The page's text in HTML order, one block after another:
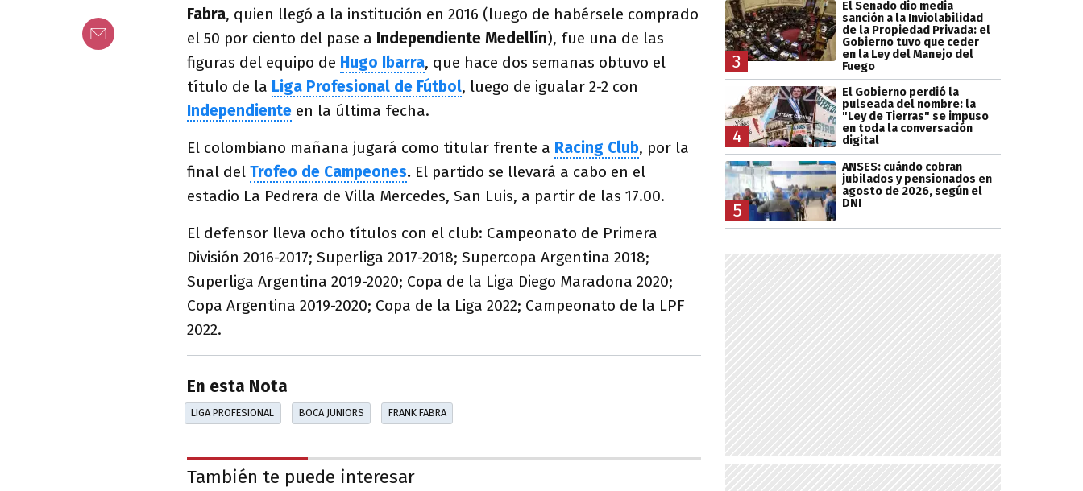
Fabra, quien llegó a la institución en 2016 (luego de habérsele comprado
el 50 por ciento del pase a Independiente Medellín), fue una de las
figuras del equipo de Hugo Ibarra, que hace dos semanas obtuvo el
título de la Liga Profesional de Fútbol, luego de igualar 2-2 con
Independiente en la última fecha.
El colombiano mañana jugará como titular frente a Racing Club, por la
final del Trofeo de Campeones. El partido se llevará a cabo en el
estadio La Pedrera de Villa Mercedes, San Luis, a partir de las 17.00.
El defensor lleva ocho títulos con el club: Campeonato de Primera
División 2016-2017; Superliga 2017-2018; Supercopa Argentina 2018;
Superliga Argentina 2019-2020; Copa de la Liga Diego Maradona 2020;
Copa Argentina 2019-2020; Copa de la Liga 2022; Campeonato de la LPF
2022.
En esta Nota
LIGA PROFESIONAL BOCA JUNIORS FRANK FABRA
También te puede interesar
3
El Senado dio media
sanción a la Inviolabilidad
de la Propiedad Privada: el
Gobierno tuvo que ceder
en la Ley del Manejo del
Fuego
4
El Gobierno perdió la
pulseada del nombre: la
"Ley de Tierras" se impuso
en toda la conversación
digital
5
ANSES: cuándo cobran
jubilados y pensionados en
agosto de 2026, según el
DNI